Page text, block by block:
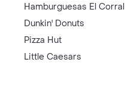
Hamburguesas El Corral
Dunkin' Donuts
Pizza Hut
Little Caesars